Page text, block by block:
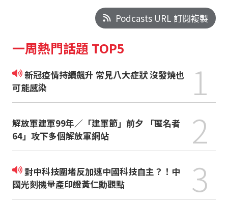
Podcasts URL 訂閱複製
一周熱門話題 TOP5
新冠疫情持續飆升 常見八大症狀 沒發燒也
可能感染
1
解放軍建軍99年／「建軍節」前夕 「匿名者
64」攻下多個解放軍網站
2
對中科技圍堵反加速中國科技自主？！中
國光刻機量產印證黃仁勳觀點
3